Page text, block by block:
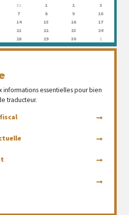
31 1 2
3
7 8 9
10
14 15 16
17
21 22 23
24
28 29 30 1
informations essentielles pour bien
traducteur.